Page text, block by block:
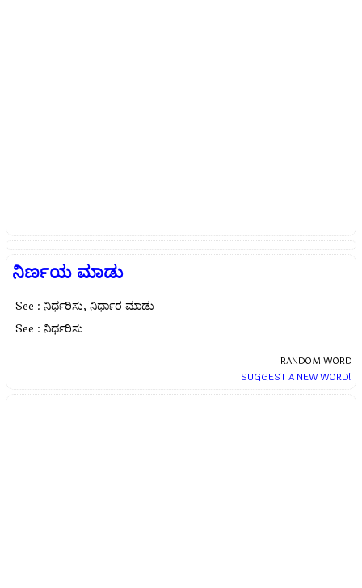
ನಿರ್ಣಯ ಮಾಡು
See : ನಿರ್ಧರಿಸು, ನಿರ್ಧಾರ ಮಾಡು
See : ನಿರ್ಧರಿಸು
RANDOM WORD
SUGGEST A NEW WORD!